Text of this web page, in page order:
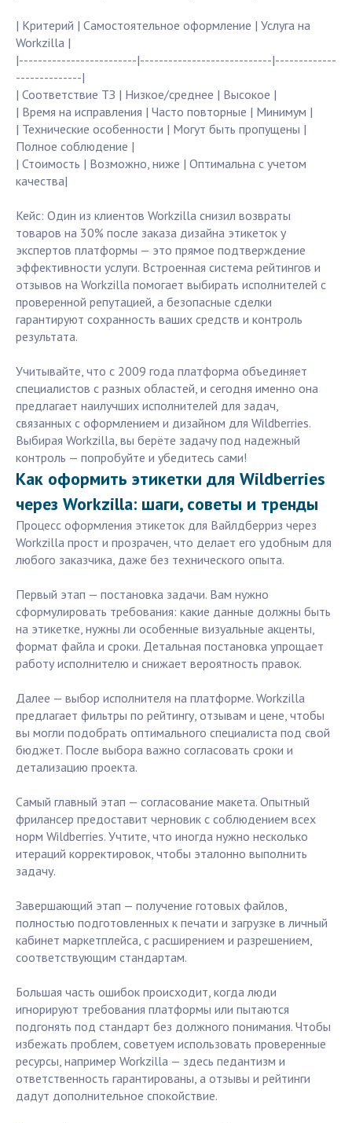
| Критерий | Самостоятельное оформление | Услуга на
Workzilla |
|-------------------------|----------------------------|-------------
--------------|
| Соответствие ТЗ | Низкое/среднее | Высокое |
| Время на исправления | Часто повторные | Минимум |
| Технические особенности | Могут быть пропущены |
Полное соблюдение |
| Стоимость | Возможно, ниже | Оптимальна с учетом
качества|
Кейс: Один из клиентов Workzilla снизил возвраты
товаров на 30% после заказа дизайна этикеток у
экспертов платформы — это прямое подтверждение
эффективности услуги. Встроенная система рейтингов и
отзывов на Workzilla помогает выбирать исполнителей с
проверенной репутацией, а безопасные сделки
гарантируют сохранность ваших средств и контроль
результата.
Учитывайте, что с 2009 года платформа объединяет
специалистов с разных областей, и сегодня именно она
предлагает наилучших исполнителей для задач,
связанных с оформлением и дизайном для Wildberries.
Выбирая Workzilla, вы берёте задачу под надежный
контроль — попробуйте и убедитесь сами!
Как оформить этикетки для Wildberries
через Workzilla: шаги, советы и тренды
Процесс оформления этикеток для Вайлдберриз через
Workzilla прост и прозрачен, что делает его удобным для
любого заказчика, даже без технического опыта.
Первый этап — постановка задачи. Вам нужно
сформулировать требования: какие данные должны быть
на этикетке, нужны ли особенные визуальные акценты,
формат файла и сроки. Детальная постановка упрощает
работу исполнителю и снижает вероятность правок.
Далее — выбор исполнителя на платформе. Workzilla
предлагает фильтры по рейтингу, отзывам и цене, чтобы
вы могли подобрать оптимального специалиста под свой
бюджет. После выбора важно согласовать сроки и
детализацию проекта.
Самый главный этап — согласование макета. Опытный
фрилансер предоставит черновик с соблюдением всех
норм Wildberries. Учтите, что иногда нужно несколько
итераций корректировок, чтобы эталонно выполнить
задачу.
Завершающий этап — получение готовых файлов,
полностью подготовленных к печати и загрузке в личный
кабинет маркетплейса, с расширением и разрешением,
соответствующим стандартам.
Большая часть ошибок происходит, когда люди
игнорируют требования платформы или пытаются
подгонять под стандарт без должного понимания. Чтобы
избежать проблем, советуем использовать проверенные
ресурсы, например Workzilla — здесь педантизм и
ответственность гарантированы, а отзывы и рейтинги
дадут дополнительное спокойствие.